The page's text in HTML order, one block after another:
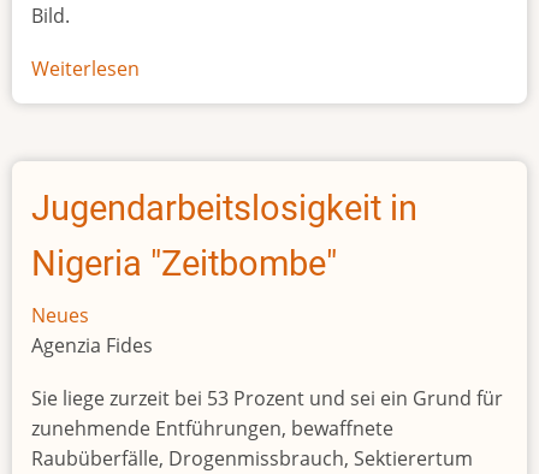
Bild.
Weiterlesen
Afrikas
Größe
Jugendarbeitslosigkeit in
Nigeria "Zeitbombe"
Neues
Agenzia Fides
Sie liege zurzeit bei 53 Prozent und sei ein Grund für
zunehmende Entführungen, bewaffnete
Raubüberfälle, Drogenmissbrauch, Sektierertum